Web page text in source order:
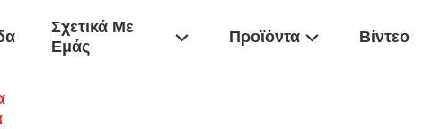
Σχετικά Με
Εμάς
Προϊόντα Βίντεο
Σούπερ Μάρκετ